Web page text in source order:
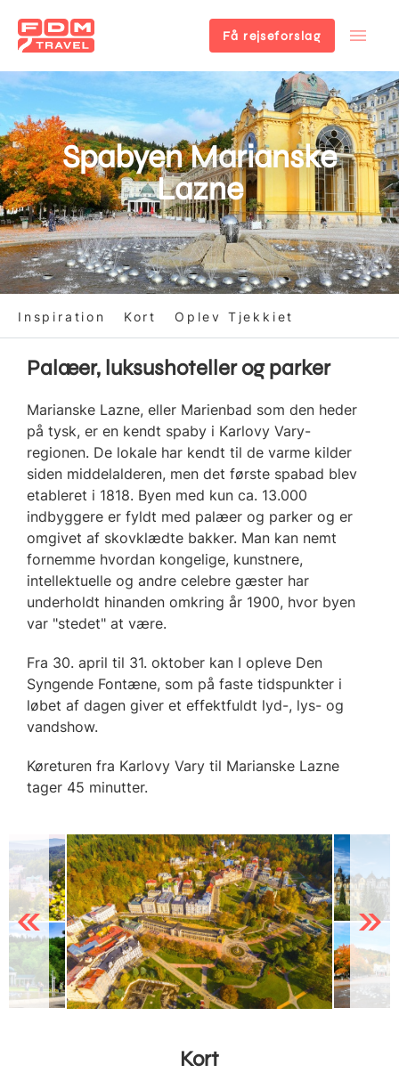
hovedindhold
Få rejseforslag
Spabyen Marianske
Lazne
Inspiration Kort Oplev Tjekkiet
Palæer, luksushoteller og parker
Marianske Lazne, eller Marienbad som den heder
på tysk, er en kendt spaby i Karlovy Vary-
regionen. De lokale har kendt til de varme kilder
siden middelalderen, men det første spabad blev
etableret i 1818. Byen med kun ca. 13.000
indbyggere er fyldt med palæer og parker og er
omgivet af skovklædte bakker. Man kan nemt
fornemme hvordan kongelige, kunstnere,
intellektuelle og andre celebre gæster har
underholdt hinanden omkring år 1900, hvor byen
var "stedet" at være.
Fra 30. april til 31. oktober kan I opleve Den
Syngende Fontæne, som på faste tidspunkter i
løbet af dagen giver et effektfuldt lyd-, lys- og
vandshow.
Køreturen fra Karlovy Vary til Marianske Lazne
tager 45 minutter.
Previous Next
Kort